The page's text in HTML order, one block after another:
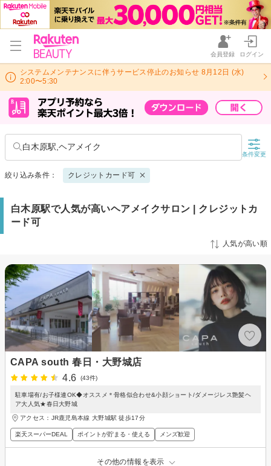
会員登録 ログイン
システムメンテナンスに伴うサービス停止のお知らせ 8月12日 (水)
2:00〜5:30
白木原駅,ヘアメイク
条件変更
絞り込み条件： クレジットカード可
白木原駅で人気が高いヘアメイクサロン | クレジットカ
ード可
人気が高い順
CAPA south 春日・大野城店
4.6
(43件)
駐車場有/お子様連OK◆オススメ＊骨格似合わせ&小顔ショート/ダメージレス艶髪ヘ
ア大人気★春日大野城
アクセス：JR鹿児島本線 大野城駅 徒歩17分
楽天スーパーDEAL ポイントが貯まる・使える メンズ歓迎
その他の情報を表示